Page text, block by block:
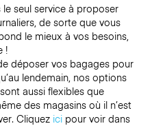
seul service à proposer
de sorte que vous
le mieux à vos besoins,
!
déposer vos bagages pour
lendemain, nos options
aussi flexibles que
des magasins où il n’est
Cliquez icipour voir dans